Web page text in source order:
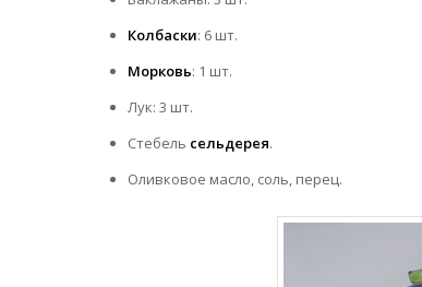
Колбаски: 6 шт.
Морковь: 1 шт.
Лук: 3 шт.
Стебель сельдерея.
Оливковое масло, соль, перец.